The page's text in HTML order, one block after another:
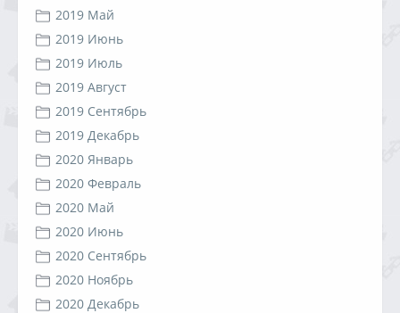
2019 Май
2019 Июнь
2019 Июль
2019 Август
2019 Сентябрь
2019 Декабрь
2020 Январь
2020 Февраль
2020 Май
2020 Июнь
2020 Сентябрь
2020 Ноябрь
2020 Декабрь